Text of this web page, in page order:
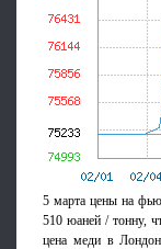
5 марта цены на
510 юаней / тонну,
цена меди в